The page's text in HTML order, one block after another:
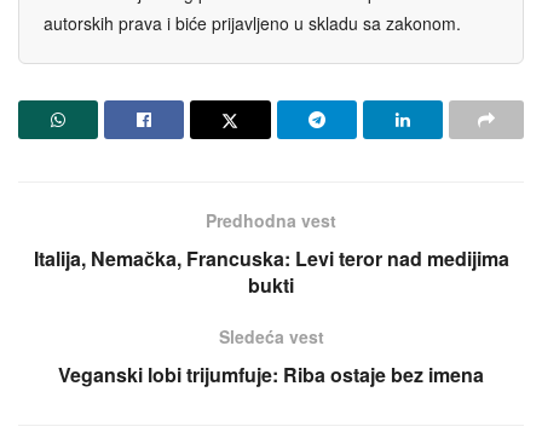
autorskih prava i biće prijavljeno u skladu sa zakonom.
Predhodna vest
Italija, Nemačka, Francuska: Levi teror nad medijima
bukti
Sledeća vest
Veganski lobi trijumfuje: Riba ostaje bez imena